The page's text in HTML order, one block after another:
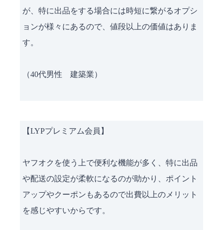
が、特に出品をする場合には時短に繋がるオプシ
ョンが様々にあるので、値段以上の価値はありま
す。
（40代男性 建築業）
【LYPプレミアム会員】
ヤフオクを使う上で便利な機能が多く、特に出品
や配送の設定が柔軟になるのが助かり、ポイント
アップやクーポンもあるので出費以上のメリット
を感じやすいからです。